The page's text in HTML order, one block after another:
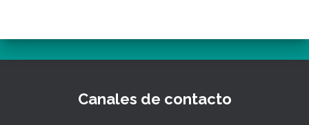
Canales de contacto